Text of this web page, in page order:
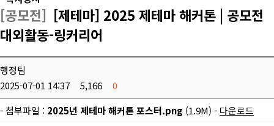
[공모전] [제테마] 2025 제테마 해커톤 | 공모전
대외활동-링커리어
행정팀
2025-07-01 14:37
5,166
0
- 첨부파일 : 2025년 제테마 해커톤 포스터.png (1.9M) - 다운로드